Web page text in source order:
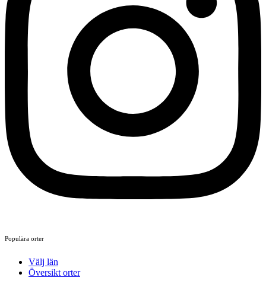
Populära orter
Välj län
Översikt orter